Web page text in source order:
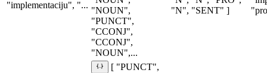
"implementaciju", "...
"NOUN",
"PUNCT",
"CCONJ",
"CCONJ",
"NOUN",...
"N", "SENT" ]
[ "PUNCT",